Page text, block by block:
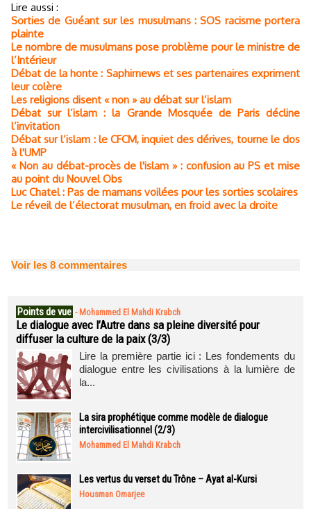
Lire aussi :
Sorties de Guéant sur les musulmans : SOS racisme portera
plainte
Le nombre de musulmans pose problème pour le ministre de
l’Intérieur
Débat de la honte : Saphirnews et ses partenaires expriment
leur colère
Les religions disent « non » au débat sur l’islam
Débat sur l’islam : la Grande Mosquée de Paris décline
l’invitation
Débat sur l’islam : le CFCM, inquiet des dérives, tourne le dos
à l'UMP
« Non au débat-procès de l'islam » : confusion au PS et mise
au point du Nouvel Obs
Luc Chatel : Pas de mamans voilées pour les sorties scolaires
Le réveil de l’électorat musulman, en froid avec la droite
Voir les 8 commentaires
Points de vue - Mohammed El Mahdi Krabch
Le dialogue avec l’Autre dans sa pleine diversité pour
diffuser la culture de la paix (3/3)
Lire la première partie ici : Les fondements du
dialogue entre les civilisations à la lumière de
la...
La sira prophétique comme modèle de dialogue
intercivilisationnel (2/3)
Mohammed El Mahdi Krabch
Les vertus du verset du Trône – Ayat al-Kursi
Housman Omarjee